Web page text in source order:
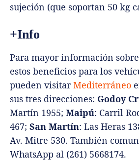
sujeción (que soportan 50 kg
+Info
Para mayor información
estos beneficios para los
pueden visitarMediterráneo
sus tres direcciones: Godoy
Martín 1955; Maipú: Carril
467; San Martín: Las Heras
Av. Mitre 530. También
WhatsApp al (261) 5668174.